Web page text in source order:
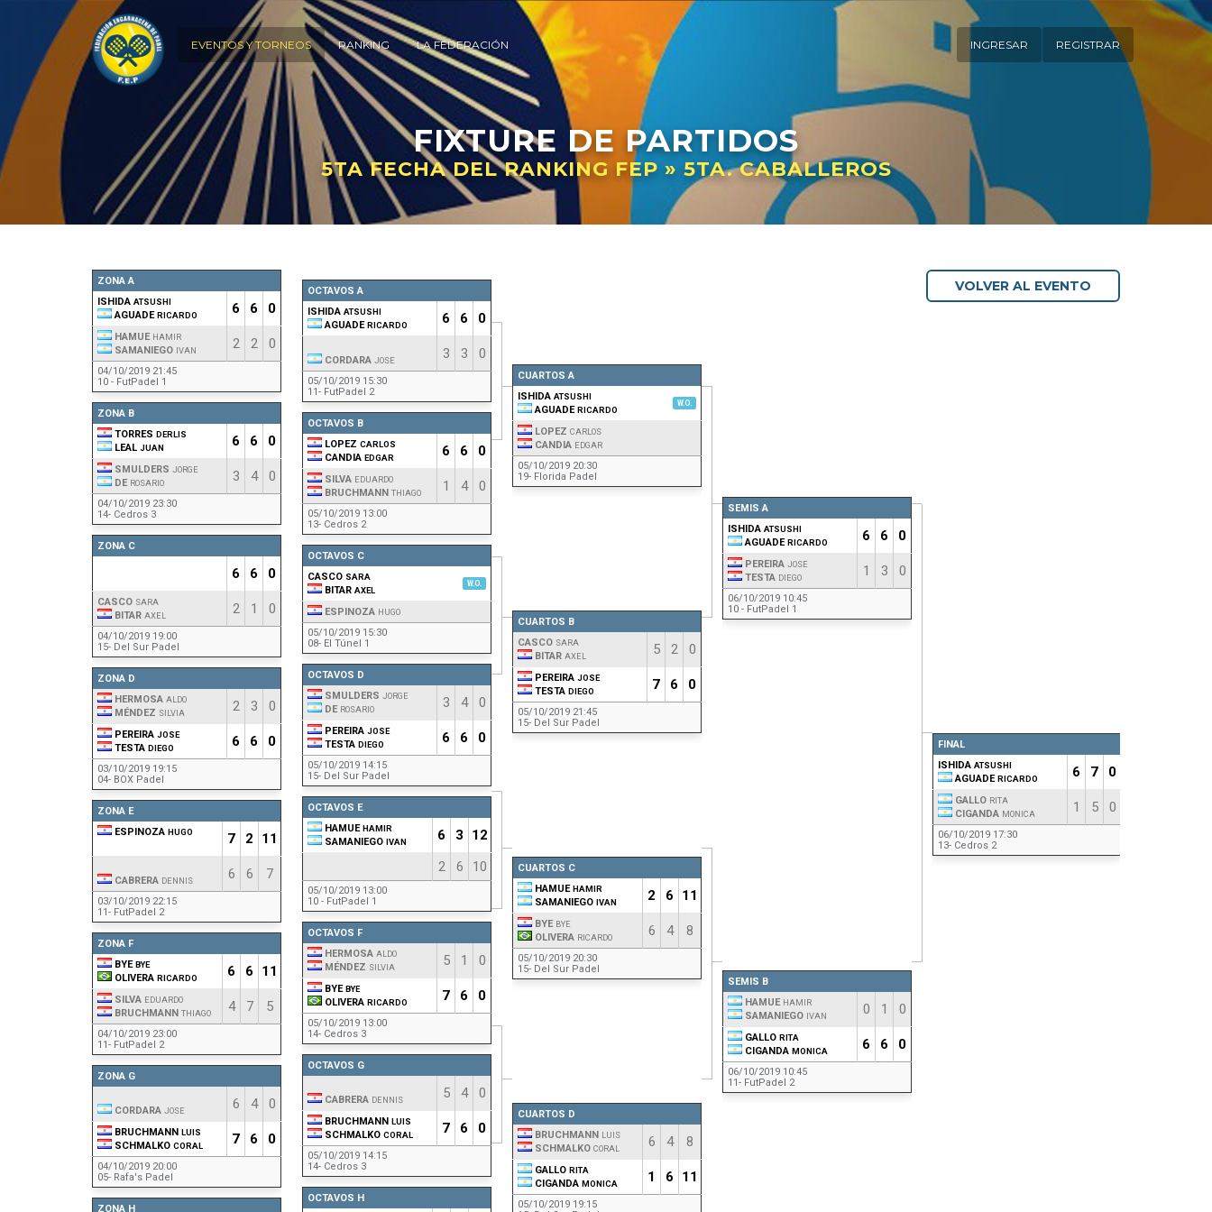
EVENTOS Y TORNEOS RANKING LA FEDERACIÓN INGRESAR REGISTRAR
FIXTURE DE PARTIDOS
5TA FECHA DEL RANKING FEP » 5TA. CABALLEROS
VOLVER AL EVENTO
ZONA A
ISHIDA ATSUSHI
AGUADE RICARDO 6 6 0
HAMUE HAMIR
SAMANIEGO IVAN 2 2 0
04/10/2019 21:45
10 - FutPadel 1
ZONA B
TORRES DERLIS
LEAL JUAN 6 6 0
SMULDERS JORGE
DE ROSARIO 3 4 0
04/10/2019 23:30
14- Cedros 3
ZONA C
6 6 0
CASCO SARA
BITAR AXEL 2 1 0
04/10/2019 19:00
15- Del Sur Padel
ZONA D
HERMOSA ALDO
MÉNDEZ SILVIA 2 3 0
PEREIRA JOSE
TESTA DIEGO 6 6 0
03/10/2019 19:15
04- BOX Padel
ZONA E
ESPINOZA HUGO 7 2 11
CABRERA DENNIS 6 6 7
03/10/2019 22:15
11- FutPadel 2
ZONA F
BYE BYE
OLIVERA RICARDO 6 6 11
SILVA EDUARDO
BRUCHMANN THIAGO 4 7 5
04/10/2019 23:00
11- FutPadel 2
ZONA G
CORDARA JOSE 6 4 0
BRUCHMANN LUIS
SCHMALKO CORAL 7 6 0
04/10/2019 20:00
05- Rafa's Padel
ZONA H
OCTAVOS A
ISHIDA ATSUSHI
AGUADE RICARDO 6 6 0
CORDARA JOSE 3 3 0
05/10/2019 15:30
11- FutPadel 2
OCTAVOS B
LOPEZ CARLOS
CANDIA EDGAR 6 6 0
SILVA EDUARDO
BRUCHMANN THIAGO 1 4 0
05/10/2019 13:00
13- Cedros 2
OCTAVOS C
CASCO SARA
BITAR AXEL
W.O.
ESPINOZA HUGO
05/10/2019 15:30
08- El Túnel 1
OCTAVOS D
SMULDERS JORGE
DE ROSARIO 3 4 0
PEREIRA JOSE
TESTA DIEGO 6 6 0
05/10/2019 14:15
15- Del Sur Padel
OCTAVOS E
HAMUE HAMIR
SAMANIEGO IVAN 6 3
12
2
6 10
05/10/2019 13:00
10 - FutPadel 1
OCTAVOS F
HERMOSA ALDO
MÉNDEZ SILVIA 5 1 0
BYE BYE
OLIVERA RICARDO 7 6 0
05/10/2019 13:00
14- Cedros 3
OCTAVOS G
CABRERA DENNIS 5 4 0
BRUCHMANN LUIS
SCHMALKO CORAL 7 6 0
05/10/2019 14:15
14- Cedros 3
OCTAVOS H
CUARTOS A
ISHIDA ATSUSHI
AGUADE RICARDO
W.O.
LOPEZ CARLOS
CANDIA EDGAR
05/10/2019 20:30
19- Florida Padel
CUARTOS B
CASCO SARA
BITAR AXEL 5 2 0
PEREIRA JOSE
TESTA DIEGO 7 6 0
05/10/2019 21:45
15- Del Sur Padel
CUARTOS C
HAMUE HAMIR
SAMANIEGO IVAN 2 6 11
BYE BYE
OLIVERA RICARDO 6 4 8
05/10/2019 20:30
15- Del Sur Padel
CUARTOS D
BRUCHMANN LUIS
SCHMALKO CORAL 6 4 8
GALLO RITA
CIGANDA MONICA 1 6 11
05/10/2019 19:15
SEMIS A
ISHIDA ATSUSHI
AGUADE RICARDO 6 6 0
PEREIRA JOSE
TESTA DIEGO 1 3 0
06/10/2019 10:45
10 - FutPadel 1
SEMIS B
HAMUE HAMIR
SAMANIEGO IVAN 0 1 0
GALLO RITA
CIGANDA MONICA 6 6 0
06/10/2019 10:45
11- FutPadel 2
FINAL
ISHIDA ATSUSHI
AGUADE RICARDO 6 7 0
GALLO RITA
CIGANDA MONICA 1 5 0
06/10/2019 17:30
13- Cedros 2